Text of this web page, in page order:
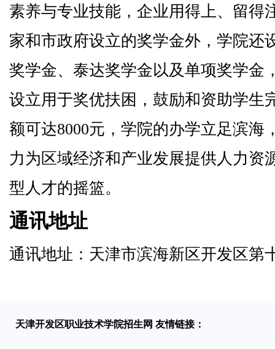
素养与专业技能，企业用得上、留得
家和市政府设立的奖学金外，学院还
奖学金、泰达奖学金以及单项奖学金
设立用于奖优扶困，鼓励和资助学生
额可达8000元，学院的办学立足滨海
力为区域经济和产业发展提供人力资
型人才的摇篮。
通讯地址
通讯地址：天津市滨海新区开发区第
天津开发区职业技术学院招生网 友情链接：